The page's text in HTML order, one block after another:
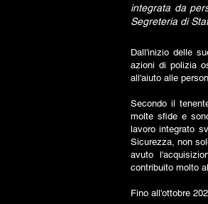
integrata da
Segreteria di
Dall'inizio delle
azioni di polizia
all'aiuto alle
Secondo il
molte sfide e
lavoro integrato
Sicurezza, non
avuto
contribuito molto
Fino all'ottobre